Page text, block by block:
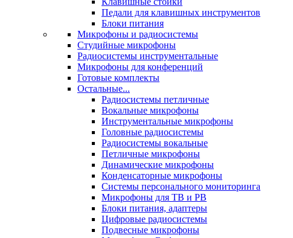
Педали для клавишных инструментов
Блоки питания
Микрофоны и радиосистемы
Студийные микрофоны
Радиосистемы инструментальные
Микрофоны для конференций
Готовые комплекты
Остальные...
Радиосистемы петличные
Вокальные микрофоны
Инструментальные микрофоны
Головные радиосистемы
Радиосистемы вокальные
Петличные микрофоны
Динамические микрофоны
Конденсаторные микрофоны
Системы персонального мониторинга
Микрофоны для ТВ и РВ
Блоки питания, адаптеры
Цифровые радиосистемы
Подвесные микрофоны